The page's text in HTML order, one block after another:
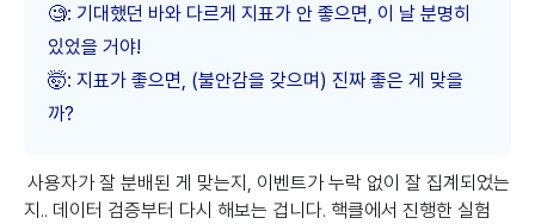
🧐: 기대했던 바와 다르게 지표가 안 좋으면, 이 날 분명히
있었을 거야!
🤯: 지표가 좋으면, (불안감을 갖으며) 진짜 좋은 게 맞을
까?
사용자가 잘 분배된 게 맞는지, 이벤트가 누락 없이 잘 집계되었는
지.. 데이터 검증부터 다시 해보는 겁니다. 핵클에서 진행한 실험